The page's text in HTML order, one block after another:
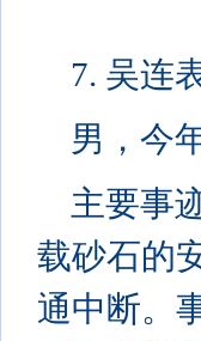
7. 吴连
男，今
主要事
载砂石的
通中断。